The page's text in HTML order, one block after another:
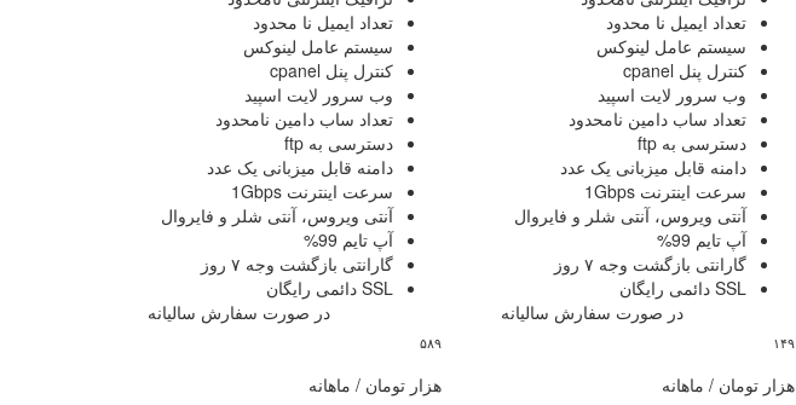
تعداد ایمیل نا محدود
سیستم عامل لینوکس
کنترل پنل cpanel
وب سرور لایت اسپید
تعداد ساب دامین نامحدود
دسترسی به ftp
دامنه قابل میزبانی یک عدد
سرعت اینترنت
آنتی ویروس، آنتی شلر و فایروال
آپ تایم 99%
گارانتی بازگشت وجه ۷ روز
SSL دائمی رایگان
در صورت سفارش سالیانه
۱۴۹
هزار تومان / ماهانه
تعداد ایمیل نا محدود
سیستم عامل لینوکس
کنترل پنل cpanel
وب سرور لایت اسپید
تعداد ساب دامین نامحدود
دسترسی بهftp
دامنه قابل میزبانی یک عدد
سرعت اینترنت 1Gbps
آنتی ویروس، آنتی شلر و فایروال
آپ تایم 99%
گارانتی بازگشت وجه ۷ روز
SSL دائمی رایگان
در صورت سفارش سالیانه
۵۸۹
هزار تومان / ماهانه